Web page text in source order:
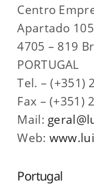
Centro
Apartado
4705 – 819
PORTUGAL
Tel. – (+351)
Fax – (+351)
Mail:
Web:
Portugal